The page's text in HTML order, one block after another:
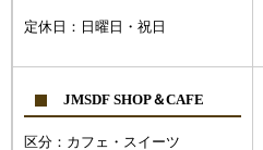
定休日：日曜日・祝日
JMSDF SHOP＆CAFE
区分：カフェ・スイーツ